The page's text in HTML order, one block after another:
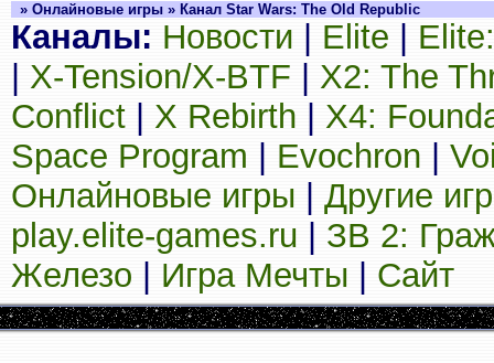
» Онлайновые игры » Канал Star Wars: The Old Republic
Каналы: Новости Elite
X-Tension/X-BTF
X2: The
Conflict
X Rebirth
X4:
Space Program
Evochron
Онлайновые игры
Другие
play.elite-games.ru
ЗВ 2:
Железо
Игра Мечты Сайт